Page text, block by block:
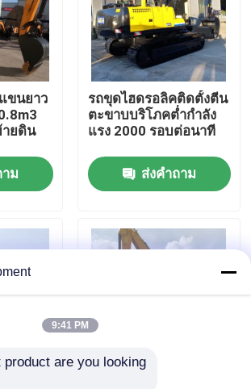
ภาพ
บไฮดรอลิค
นาดเล็ก
ขนยาว
ยดิน
ม
รถขุดไฮดรอลิคติดตั้งตีน
ตะขาบบริโภคต่ำกำลัง
แรง 2000 รอบต่อนาที
ส่งคำถาม
ขุดยาง
9:41 PM
product are you looking